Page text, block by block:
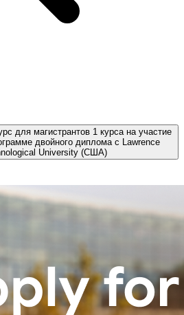
для магистрантов 1 курса на участие
двойного диплома с Lawrence
University (США)